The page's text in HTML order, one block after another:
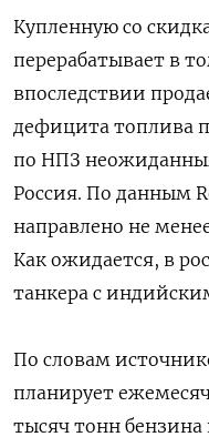
Купленную со
перерабатывает в
впоследствии
дефицита топлива
по НПЗ
Россия. По данным
направлено не
Как ожидается, в
танкера с
По словам
планирует
тысяч тонн